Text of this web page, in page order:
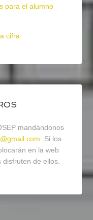
para el alumno
cifra
mandándonos
. Si los
en la web
disfruten de ellos.